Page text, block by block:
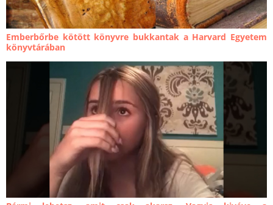
Emberbőrbe kötött könyvre bukkantak a Harvard Egyetem
könyvtárában